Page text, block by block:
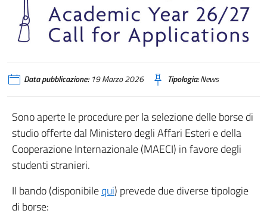
Data pubblicazione:19 Marzo 2026 Tipologia:News
Sono aperte le procedure per la selezione delle borse di
studio offerte dal Ministero degli Affari Esteri e della
Cooperazione Internazionale (MAECI) in favore degli
studenti stranieri.
Il bando (disponibilequi) prevede due diverse tipologie
di borse: